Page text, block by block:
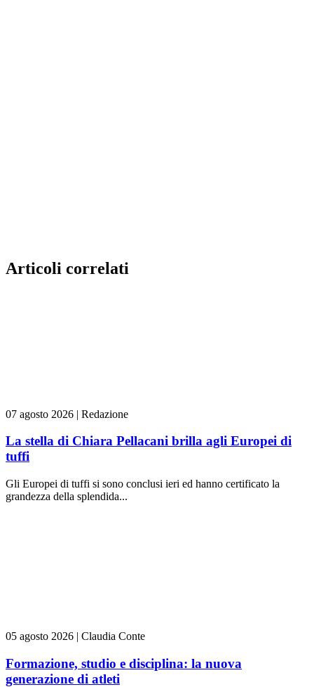
Articoli correlati
07 agosto 2026 | Redazione
La stella di Chiara Pellacani brilla agli Europei di
tuffi
Gli Europei di tuffi si sono conclusi ieri ed hanno certificato la
grandezza della splendida...
05 agosto 2026 | Claudia Conte
Formazione, studio e disciplina: la nuova
generazione di atleti